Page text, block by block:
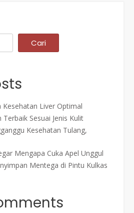
Cari
Liver Optimal
Sesuai Jenis Kulit
Kesehatan Tulang,
Mengapa Cuka Apel Unggul
Mentega di Pintu Kulkas